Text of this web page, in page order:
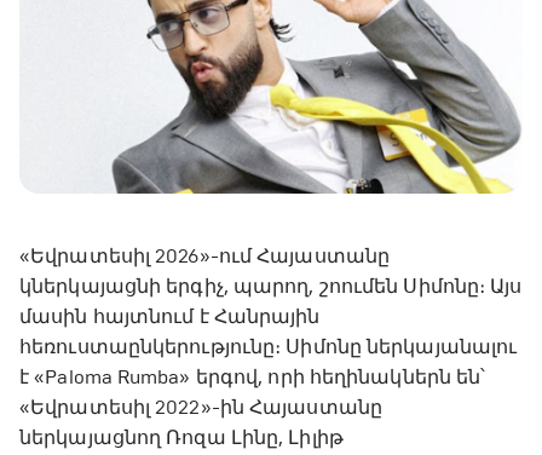
«Եվրատեսիլ 2026»-ում Հայաստանը
կներկայացնի երգիչ, պարող, շոումեն Սիմոնը։ Այս
մասին հայտնում է Հանրային
հեռուստաընկերությունը։ Սիմոնը ներկայանալու
է «Paloma Rumba» երգով, որի հեղինակներն են՝
«Եվրատեսիլ 2022»-ին Հայաստանը
ներկայացնող Ռոզա Լինը, Լիլիթ